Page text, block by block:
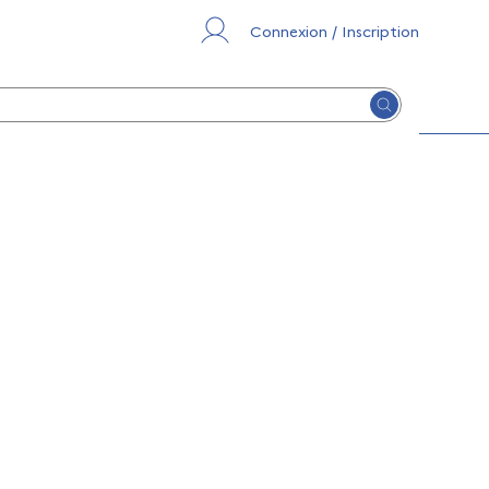
Connexion / Inscription
Lancer la